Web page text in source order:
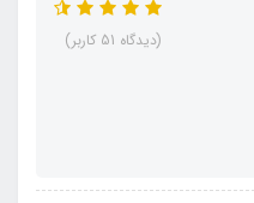
(دیدگاه 51 کاربر)